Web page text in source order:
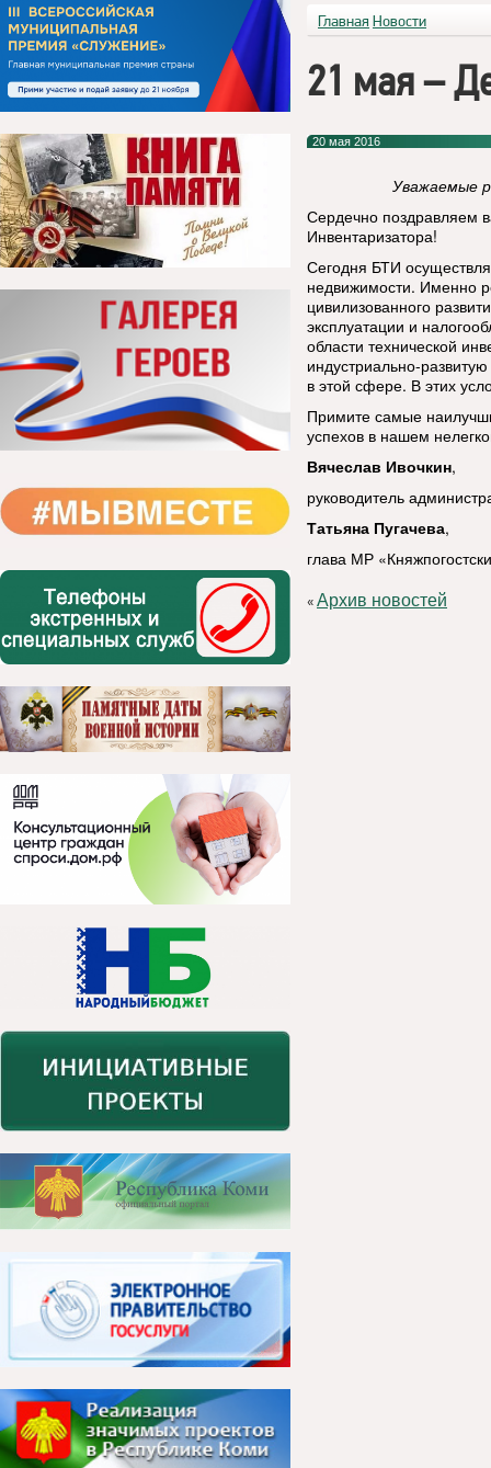
Главная Новости
21 мая –
20 мая 2016
Уважаемые
Сердечно поздравляем
Инвентаризатора!
Сегодня БТИ
недвижимости. Именно
цивилизованного
эксплуатации и
области технической
индустриально-
в этой сфере. В этих
Примите самые
успехов в нашем
Вячеслав Ивочкин,
руководитель
Татьяна Пугачева,
глава МР
«Архив новостей